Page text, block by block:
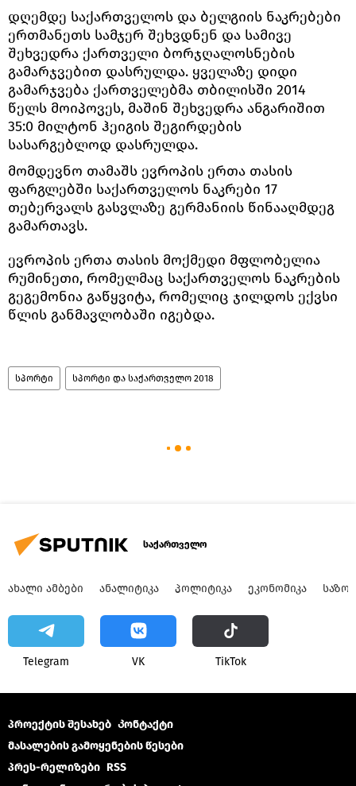
დღემდე საქართველოს და ბელგიის ნაკრებები
ერთმანეთს სამჯერ შეხვდნენ და სამივე
შეხვედრა ქართველი ბორჯღალოსნების
გამარჯვებით დასრულდა. ყველაზე დიდი
გამარჯვება ქართველებმა თბილისში 2014
წელს მოიპოვეს, მაშინ შეხვედრა ანგარიშით
35:0 მილტონ ჰეიგის შეგირდების
სასარგებლოდ დასრულდა.
მომდევნო თამაშს ევროპის ერთა თასის
ფარგლებში საქართველოს ნაკრები 17
თებერვალს გასვლაზე გერმანიის წინააღმდეგ
გამართავს.
ევროპის ერთა თასის მოქმედი მფლობელია
რუმინეთი, რომელმაც საქართველოს ნაკრების
გეგემონია გაწყვიტა, რომელიც ჯილდოს ექვსი
წლის განმავლობაში იგებდა.
სპორტი სპორტი და საქართველო 2018
საქართველო
ᲐᲮᲐᲚᲘ ᲐᲛᲑᲔᲑᲘ ᲐᲜᲐᲚᲘᲢᲘᲙᲐ ᲞᲝᲚᲘᲢᲘᲙᲐ ᲔᲙᲝᲜᲝᲛᲘᲙᲐ
Telegram VK ТikТоk
პროექტის შესახებ Კონტაქტი
მასალების გამოყენების წესები
პრეს-რელიზები RSS